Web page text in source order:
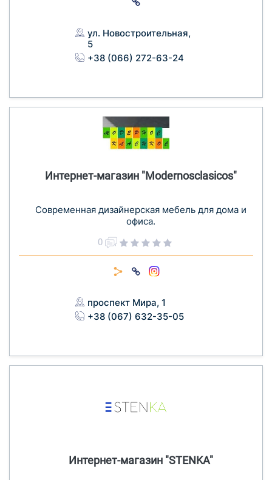
ул. Новостроительная,
5
+38 (066) 272-63-24
Интернет-магазин "Modernosclasicos"
Современная дизайнерская мебель для дома и
офиса.
0
проспект Мира, 1
+38 (067) 632-35-05
Интернет-магазин "STENKA"